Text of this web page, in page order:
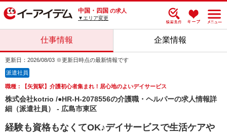
中国・四国 の求人
▼エリア変更
仕事情報 企業情報
更新日：2026/08/03 ※更新日時点の最新情報です
派遣社員
職種：【矢賀駅】介護初心者集まれ！居心地のよいデイサービス
株式会社kotrio /●HR-H-2078556の介護職・ヘルパーの求人情報詳
細（派遣社員） - 広島市東区
経験も資格もなくてOK♪デイサービスで生活ケアや